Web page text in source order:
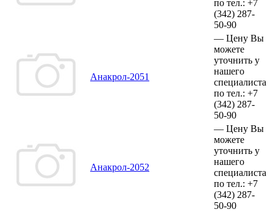
по тел.: +7
(342) 287-
50-90
Анакрол-2051
— Цену Вы
можете
уточнить у
нашего
специалиста
по тел.: +7
(342) 287-
50-90
Анакрол-2052
— Цену Вы
можете
уточнить у
нашего
специалиста
по тел.: +7
(342) 287-
50-90